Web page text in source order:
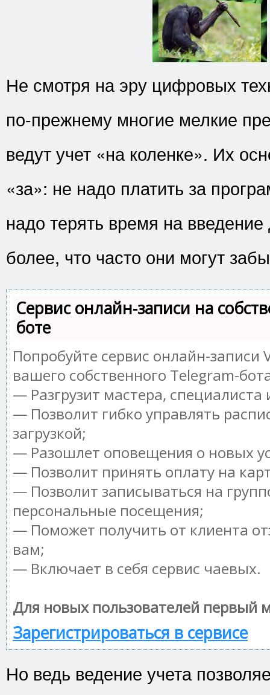
Не смотря на эру цифровых
по-прежнему многие мелкие
ведут учет «на коленке». Их
«за»: не надо платить за
надо терять время на
более, что часто они могут
Сервис онлайн-записи на
боте
Попробуйте сервис онлайн-записи
вашего собственного Telegram-
— Разгрузит мастера,
— Позволит гибко управлять
загрузкой;
— Разошлет оповещения о новых
— Позволит принять оплату на
— Позволит записываться на
персональные посещения;
— Поможет получить от клиента
вам;
— Включает в себя сервис чаевых.
Для новых пользователей первый
Зарегистрироваться в сервисе
Но ведь ведение учета